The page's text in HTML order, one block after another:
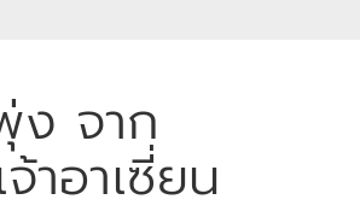
ง จาก
าอาเซี่ยน